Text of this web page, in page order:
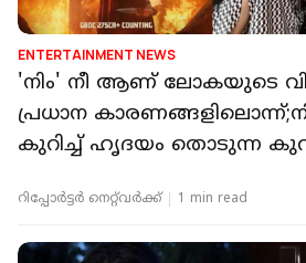
ENTERTAINMENT NEWS
'നിം' നീ ആണ് ലോകയുടെ
പ്രധാന
കുറിച്ച് ഹൃദയം തൊടുന്ന
റിപ്പോർട്ടർ നെറ്റ്‌വര്‍ക്ക്‌ 1 min read